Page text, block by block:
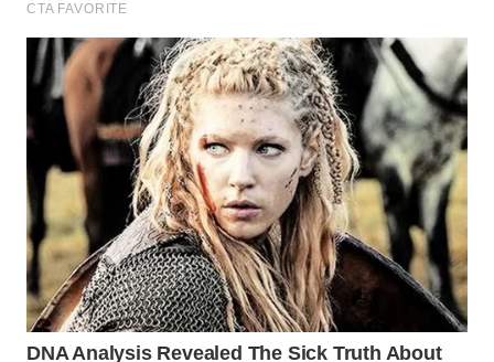
WN
TANJUNG
LESUNG
WN
KARO
WN
SIMALUNGUN
WN
LABUHANBATU